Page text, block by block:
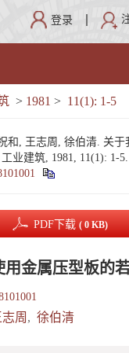
登录
> 1981 > 11(1): 1-5
和, 王志周, 徐伯清. 关于
业建筑, 1981, 11(1): 1-5.
PDF下载 ( 0 KB)
用金属压型板的
志周 , 徐伯清